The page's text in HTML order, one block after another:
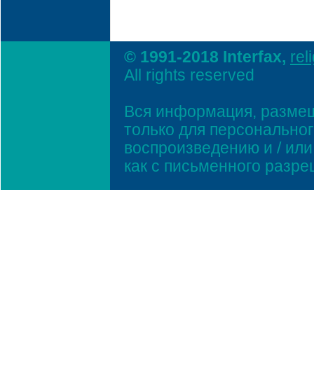
© 1991-2018 Interfax,
All rights reserved
Вся информация,
только для
воспроизведению и /
как с письменного